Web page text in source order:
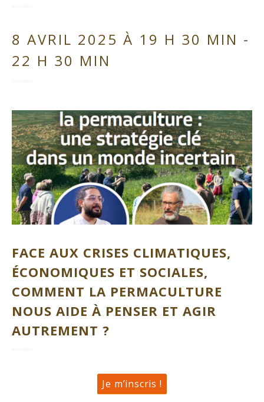
8 AVRIL 2025 À 19 H 30 MIN -
22 H 30 MIN
FACE AUX CRISES CLIMATIQUES,
ÉCONOMIQUES ET SOCIALES,
COMMENT LA PERMACULTURE
NOUS AIDE À PENSER ET AGIR
AUTREMENT ?
Je m’inscris !